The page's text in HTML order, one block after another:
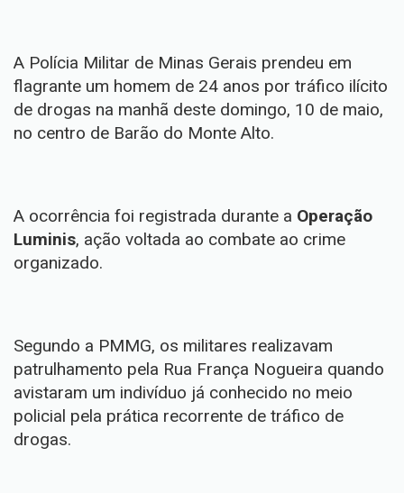
A Polícia Militar de Minas Gerais prendeu em
flagrante um homem de 24 anos por tráfico ilícito
de drogas na manhã deste domingo, 10 de maio,
no centro de Barão do Monte Alto.
A ocorrência foi registrada durante a Operação
Luminis, ação voltada ao combate ao crime
organizado.
Segundo a PMMG, os militares realizavam
patrulhamento pela Rua França Nogueira quando
avistaram um indivíduo já conhecido no meio
policial pela prática recorrente de tráfico de
drogas.